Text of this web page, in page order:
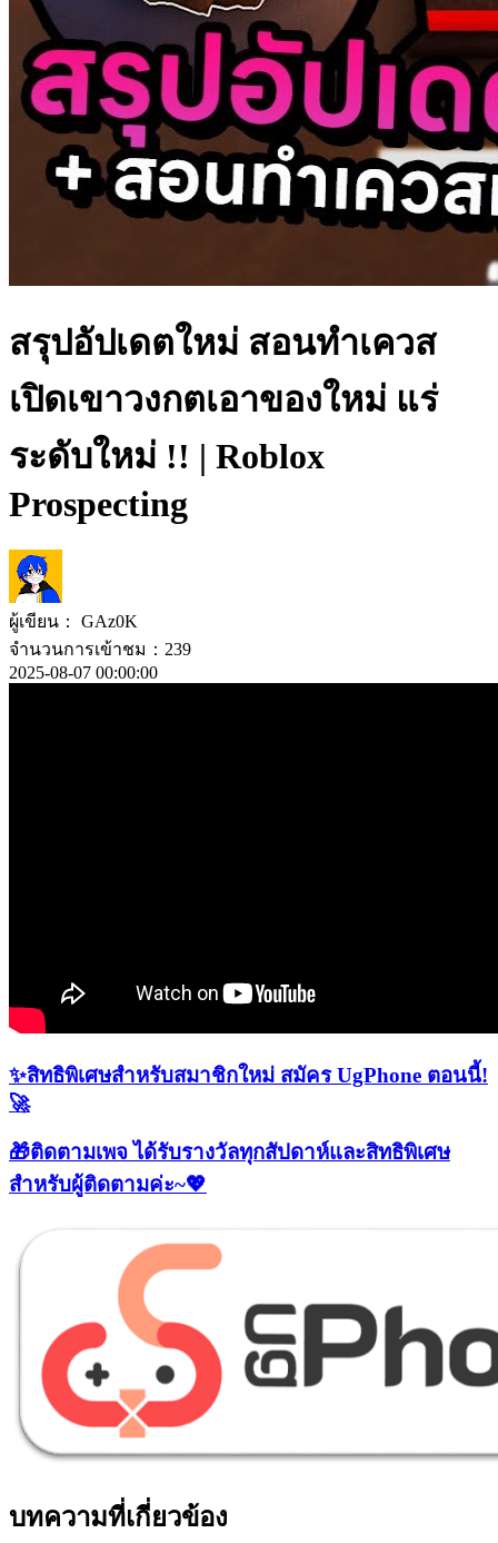
สรุปอัปเดตใหม่ สอนทำเควส
เปิดเขาวงกตเอาของใหม่ แร่
ระดับใหม่ !! | Roblox
Prospecting
ผู้เขียน： GAz0K
จำนวนการเข้าชม：239
2025-08-07 00:00:00
✨​​สิทธิพิเศษสำหรับสมาชิกใหม่​ ​​สมัคร UgPhone ตอนนี้!​
🚀
🎁ติดตามเพจ ได้รับรางวัลทุกสัปดาห์และสิทธิพิเศษ
สำหรับผู้ติดตามค่ะ~💖
บทความที่เกี่ยวข้อง